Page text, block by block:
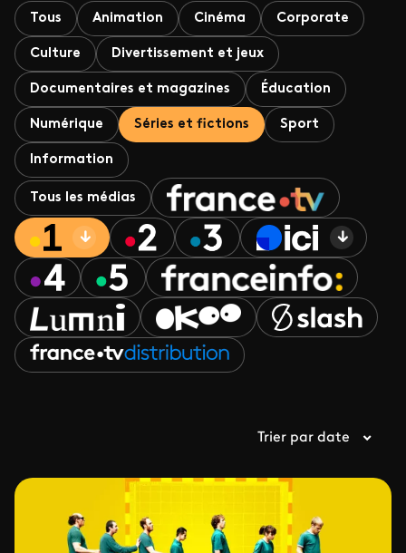
Tous Animation Cinéma Corporate
Culture Divertissement et jeux
Documentaires et magazines Éducation
Numérique Séries et fictions Sport
Information
Tous les médias
Trier par date